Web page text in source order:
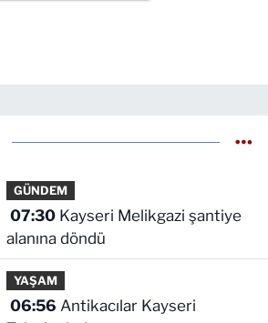
GÜNDEM
07:30Kayseri Melikgazi şantiye
alanına döndü
YAŞAM
06:56